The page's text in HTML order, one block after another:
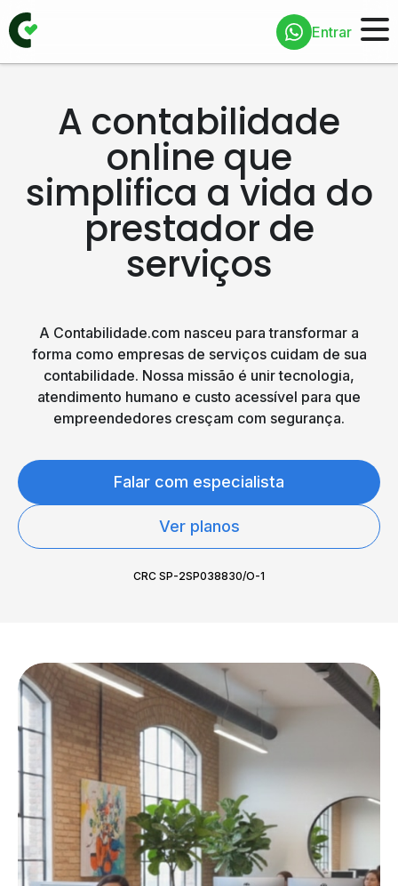
Entrar
A contabilidade
online que
simplifica a vida do
prestador de
serviços
A Contabilidade.com nasceu para transformar a
forma como empresas de serviços cuidam de sua
contabilidade. Nossa missão é unir tecnologia,
atendimento humano e custo acessível para que
empreendedores cresçam com segurança.
Falar com especialista
Ver planos
CRC SP-2SP038830/O-1